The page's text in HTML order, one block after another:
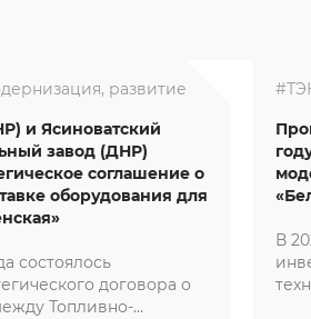
развитие
и Ясиноватский
завод (ДНР)
соглашение о
оборудования для
состоялось
договора о
Топливно-
В